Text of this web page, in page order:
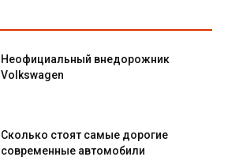
Неофициальный внедорожник
Volkswagen
Сколько стоят самые дорогие
современные автомобили